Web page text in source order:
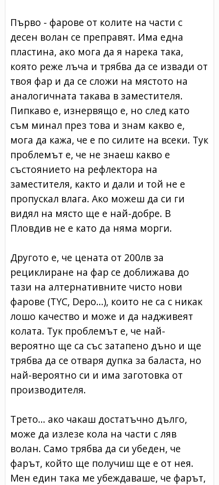
Първо - фарове от колите на части с
десен волан се преправят. Има една
пластина, ако мога да я нарека така,
която реже лъча и трябва да се извади от
твоя фар и да се сложи на мястото на
аналогичната такава в заместителя.
Пипкаво е, изнервящо е, но след като
съм минал през това и знам какво е,
мога да кажа, че е по силите на всеки. Тук
проблемът е, че не знаеш какво е
състоянието на рефлектора на
заместителя, както и дали и той не е
пропускал влага. Ако можеш да си ги
видял на място ще е най-добре. В
Пловдив не е като да няма морги.
Другото е, че цената от 200лв за
рециклиране на фар се доближава до
тази на алтернативните чисто нови
фарове (TYC, Depo...), които не са с никак
лошо качество и може и да надживеят
колата. Тук проблемът е, че най-
вероятно ще са със затапено дъно и ще
трябва да се отваря дупка за баласта, но
най-вероятно си и има заготовка от
производителя.
Трето... ако чакаш достатъчно дълго,
може да излезе кола на части с ляв
волан. Само трябва да си убеден, че
фарът, който ще получиш ще е от нея.
Мен един така ме убеждаваше, че фарът,